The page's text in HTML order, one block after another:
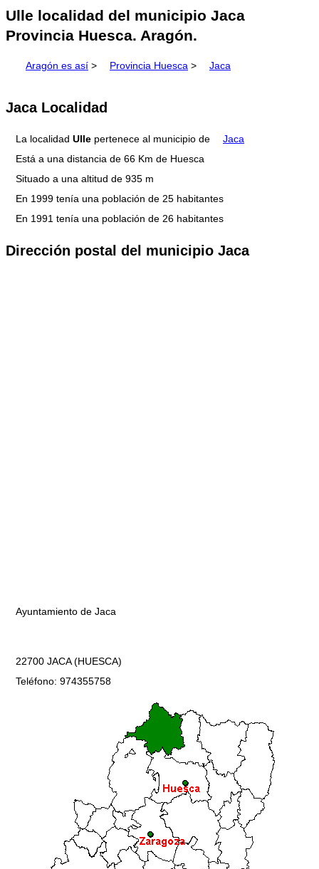
Ulle localidad del municipio Jaca
Provincia Huesca. Aragón.
Aragón es así > Provincia Huesca > Jaca
Jaca Localidad
La localidad Ulle pertenece al municipio de
Jaca
Está a una distancia de 66 Km de Huesca
Situado a una altitud de 935 m
En 1999 tenía una población de 25 habitantes
En 1991 tenía una población de 26 habitantes
Dirección postal del municipio Jaca
Ayuntamiento de Jaca
22700 JACA (HUESCA)
Teléfono: 974355758